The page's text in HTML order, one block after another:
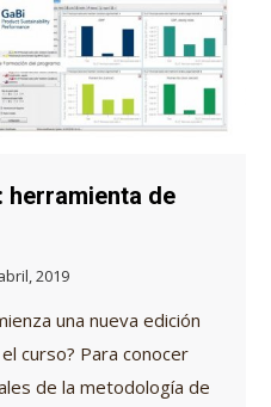
herramienta de
2019
una nueva edición
curso? Para conocer
de la metodología de